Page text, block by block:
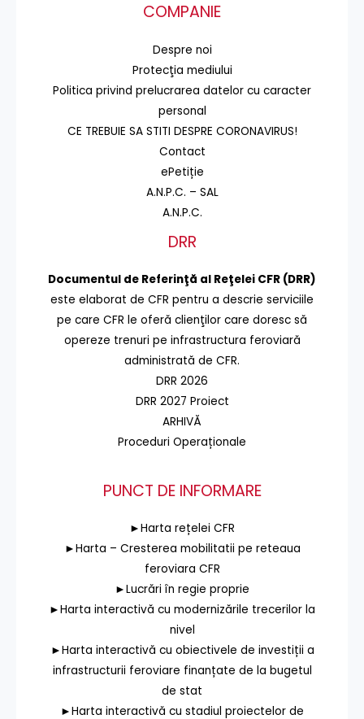
COMPANIE
Despre noi
Protecţia mediului
Politica privind prelucrarea datelor cu caracter
personal
CE TREBUIE SA STITI DESPRE CORONAVIRUS!
Contact
ePetiție
A.N.P.C. – SAL
A.N.P.C.
DRR
Documentul de Referinţă al Reţelei CFR (DRR)
este elaborat de CFR pentru a descrie serviciile
pe care CFR le oferă clienţilor care doresc să
opereze trenuri pe infrastructura feroviară
administrată de CFR.
DRR 2026
DRR 2027 Proiect
ARHIVĂ
Proceduri Operaționale
PUNCT DE INFORMARE
►Harta rețelei CFR
►Harta – Cresterea mobilitatii pe reteaua
feroviara CFR
►Lucrări în regie proprie
►Harta interactivă cu modernizările trecerilor la
nivel
►Harta interactivă cu obiectivele de investiții a
infrastructurii feroviare finanțate de la bugetul
de stat
►Harta interactivă cu stadiul proiectelor de